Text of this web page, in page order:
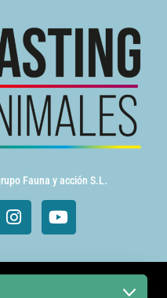
Fauna y acción S.L.
y TV